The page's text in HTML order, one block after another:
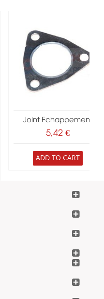
Joint Echappement
5,42 €
ADD TO CART